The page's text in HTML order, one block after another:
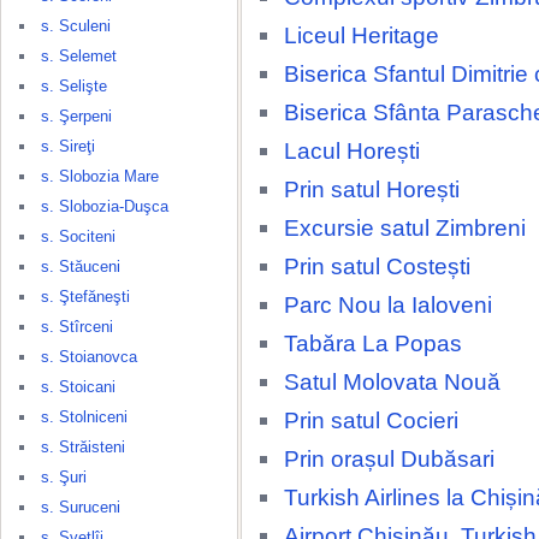
s. Sculeni
s. Selemet
s. Selişte
s. Şerpeni
s. Sireţi
s. Slobozia Mare
s. Slobozia-Duşca
s. Sociteni
s. Stăuceni
s. Ştefăneşti
s. Stîrceni
s. Stoianovca
s. Stoicani
s. Stolniceni
s. Străisteni
s. Şuri
s. Suruceni
Liceul Heritage
Biserica Sfantul Dimitrie
Biserica Sfânta
Lacul Horești
Prin satul Horești
Excursie satul Zimbreni
Prin satul Costești
Parc Nou la Ialoveni
Tabăra La Popas
Satul Molovata Nouă
Prin satul Cocieri
Prin orașul Dubăsari
Turkish Airlines la